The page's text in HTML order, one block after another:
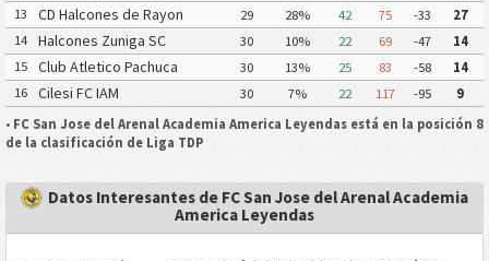
13
CD Halcones de Rayon 29 28% 42 75 -33
27
14
Halcones Zuniga SC 30 10% 22 69 -47
14
15
Club Atletico Pachuca 30 13% 25 83 -58
14
16
Cilesi FC IAM 30 7% 22 117 -95
9
• FC San Jose del Arenal Academia America Leyendas está en la posición 8
de la clasificación de Liga TDP
Datos Interesantes de FC San Jose del Arenal Academia
America Leyendas